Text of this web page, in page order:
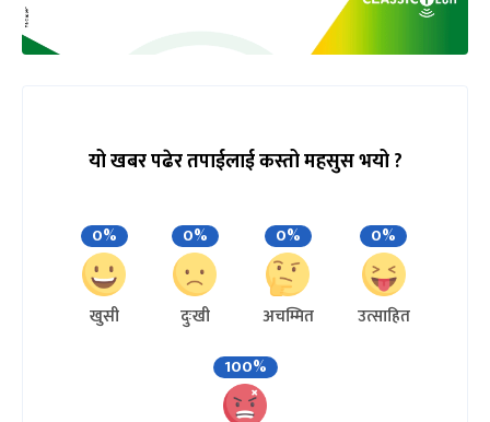
यो खबर पढेर तपाईलाई कस्तो महसुस भयो ?
0%
खुसी
0%
दुःखी
0%
अचम्मित
0%
उत्साहित
100%